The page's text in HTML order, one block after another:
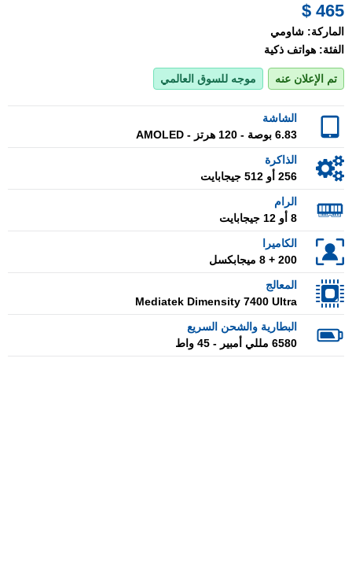
465 $
الماركة: شاومي
الفئة: هواتف ذكية
تم الإعلان عنه موجه للسوق العالمي
الشاشة
6.83 بوصة - 120 هرتز - AMOLED
الذاكرة
256 أو 512 جيجابايت
الرام
8 أو 12 جيجابايت
الكاميرا
200 + 8 ميجابكسل
المعالج
Mediatek Dimensity 7400 Ultra
البطارية والشحن السريع
6580 مللي أمبير - 45 واط